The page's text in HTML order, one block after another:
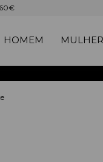
60€
HOMEM MULHER